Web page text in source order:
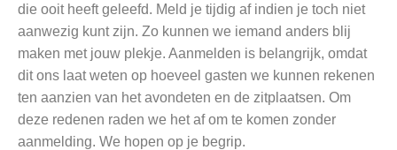
die ooit heeft geleefd. Meld je tijdig af indien je toch niet
aanwezig kunt zijn. Zo kunnen we iemand anders blij
maken met jouw plekje. Aanmelden is belangrijk, omdat
dit ons laat weten op hoeveel gasten we kunnen rekenen
ten aanzien van het avondeten en de zitplaatsen. Om
deze redenen raden we het af om te komen zonder
aanmelding. We hopen op je begrip.